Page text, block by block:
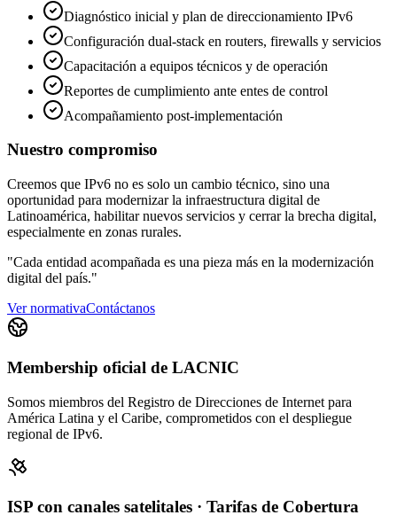
Diagnóstico inicial y plan de direccionamiento IPv6
Configuración dual-stack en routers, firewalls y servicios
Capacitación a equipos técnicos y de operación
Reportes de cumplimiento ante entes de control
Acompañamiento post-implementación
Nuestro compromiso
Creemos que IPv6 no es solo un cambio técnico, sino una
oportunidad para modernizar la infraestructura digital de
Latinoamérica, habilitar nuevos servicios y cerrar la brecha digital,
especialmente en zonas rurales.
"Cada entidad acompañada es una pieza más en la modernización
digital del país."
Ver normativaContáctanos
Membership oficial de LACNIC
Somos miembros del Registro de Direcciones de Internet para
América Latina y el Caribe, comprometidos con el despliegue
regional de IPv6.
ISP con canales satelitales · Tarifas de Cobertura